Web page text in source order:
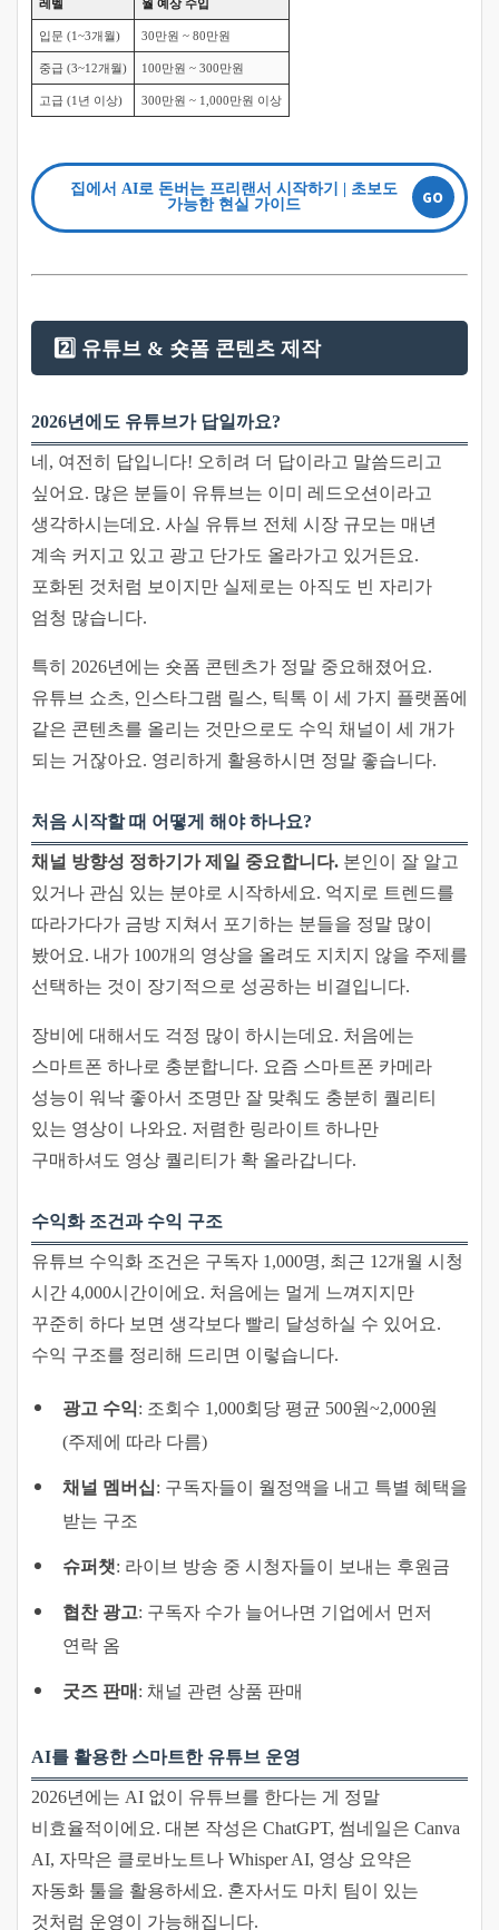
레벨 월 예상 수입
입문 (1~3개월) 30만원 ~ 80만원
중급 (3~12개월) 100만원 ~ 300만원
고급 (1년 이상) 300만원 ~ 1,000만원 이상
집에서 AI로 돈버는 프리랜서 시작하기 | 초보도
가능한 현실 가이드
2️⃣ 유튜브 & 숏폼 콘텐츠 제작
2026년에도 유튜브가 답일까요?
네, 여전히 답입니다! 오히려 더 답이라고 말씀드리고
싶어요. 많은 분들이 유튜브는 이미 레드오션이라고
생각하시는데요. 사실 유튜브 전체 시장 규모는 매년
계속 커지고 있고 광고 단가도 올라가고 있거든요.
포화된 것처럼 보이지만 실제로는 아직도 빈 자리가
엄청 많습니다.
특히 2026년에는 숏폼 콘텐츠가 정말 중요해졌어요.
유튜브 쇼츠, 인스타그램 릴스, 틱톡 이 세 가지 플랫폼에
같은 콘텐츠를 올리는 것만으로도 수익 채널이 세 개가
되는 거잖아요. 영리하게 활용하시면 정말 좋습니다.
처음 시작할 때 어떻게 해야 하나요?
채널 방향성 정하기가 제일 중요합니다. 본인이 잘 알고
있거나 관심 있는 분야로 시작하세요. 억지로 트렌드를
따라가다가 금방 지쳐서 포기하는 분들을 정말 많이
봤어요. 내가 100개의 영상을 올려도 지치지 않을 주제를
선택하는 것이 장기적으로 성공하는 비결입니다.
장비에 대해서도 걱정 많이 하시는데요. 처음에는
스마트폰 하나로 충분합니다. 요즘 스마트폰 카메라
성능이 워낙 좋아서 조명만 잘 맞춰도 충분히 퀄리티
있는 영상이 나와요. 저렴한 링라이트 하나만
구매하셔도 영상 퀄리티가 확 올라갑니다.
수익화 조건과 수익 구조
유튜브 수익화 조건은 구독자 1,000명, 최근 12개월 시청
시간 4,000시간이에요. 처음에는 멀게 느껴지지만
꾸준히 하다 보면 생각보다 빨리 달성하실 수 있어요.
수익 구조를 정리해 드리면 이렇습니다.
광고 수익: 조회수 1,000회당 평균 500원~2,000원
(주제에 따라 다름)
채널 멤버십 : 구독자들이 월정액을 내고 특별 혜택을
받는 구조
슈퍼챗: 라이브 방송 중 시청자들이 보내는 후원금
협찬 광고: 구독자 수가 늘어나면 기업에서 먼저
연락 옴
굿즈 판매 : 채널 관련 상품 판매
AI를 활용한 스마트한 유튜브 운영
2026년에는 AI 없이 유튜브를 한다는 게 정말
비효율적이에요. 대본 작성은 ChatGPT, 썸네일은 Canva
AI, 자막은 클로바노트나 Whisper AI, 영상 요약은
자동화 툴을 활용하세요. 혼자서도 마치 팀이 있는
것처럼 운영이 가능해집니다.